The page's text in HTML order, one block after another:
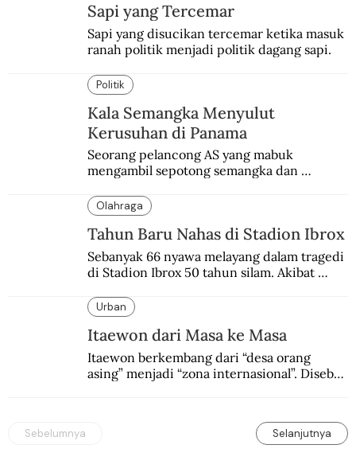
Sapi yang Tercemar
Sapi yang disucikan tercemar ketika masuk
ranah politik menjadi politik dagang sapi.
Politik
Kala Semangka Menyulut
Kerusuhan di Panama
Seorang pelancong AS yang mabuk
mengambil sepotong semangka dan
Memantik perkelahian yang berujung pada
kerusuhan yang menewaskan belasan
orang.
Olahraga
Tahun Baru Nahas di Stadion Ibrox
Sebanyak 66 nyawa melayang dalam tragedi
di Stadion Ibrox 50 tahun silam. Akibat
digelar secara terbatas.
Urban
Itaewon dari Masa ke Masa
Itaewon berkembang dari “desa orang
asing” menjadi “zona internasional”. Disebut
Sebelumnya Selanjutnya